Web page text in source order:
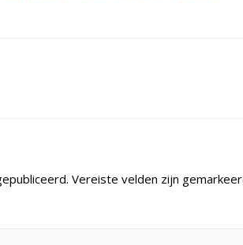
Vereiste velden zijn